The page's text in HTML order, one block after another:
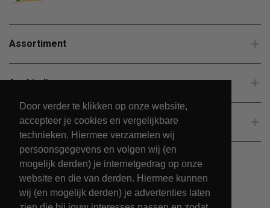
Door verder te klikken op onze website,
accepteer je cookies en vergelijkbare
technieken. Hiermee verzamelen wij
persoonsgegevens en volgen wij (en
mogelijk derden) je internetgedrag op onze
website en die van derden. Hiermee kunnen
wij (en mogelijk derden) je advertenties laten
Assortiment
Aanbiedingen
Klantenservice